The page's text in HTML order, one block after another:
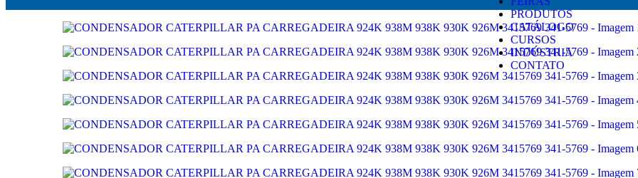
PRODUTOS
CATÁLOGO
CURSOS
INDÚSTRIA
CONTATO